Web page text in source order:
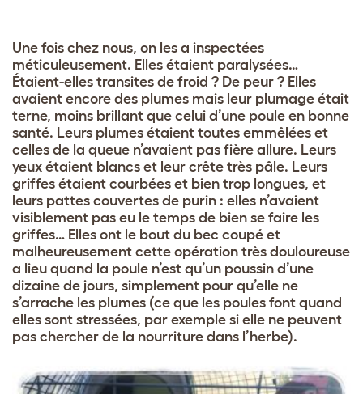
Une fois chez nous, on les a inspectées
méticuleusement. Elles étaient paralysées…
Étaient-elles transites de froid ? De peur ? Elles
avaient encore des plumes mais leur plumage était
terne, moins brillant que celui d’une poule en bonne
santé. Leurs plumes étaient toutes emmêlées et
celles de la queue n’avaient pas fière allure. Leurs
yeux étaient blancs et leur crête très pâle. Leurs
griffes étaient courbées et bien trop longues, et
leurs pattes couvertes de purin : elles n’avaient
visiblement pas eu le temps de bien se faire les
griffes… Elles ont le bout du bec coupé et
malheureusement cette opération très douloureuse
a lieu quand la poule n’est qu’un poussin d’une
dizaine de jours, simplement pour qu’elle ne
s’arrache les plumes (ce que les poules font quand
elles sont stressées, par exemple si elle ne peuvent
pas chercher de la nourriture dans l’herbe).